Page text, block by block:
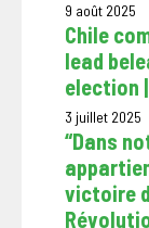
9 août 2025
Chile
lead
election
3 juillet 2025
“Dans
victoire